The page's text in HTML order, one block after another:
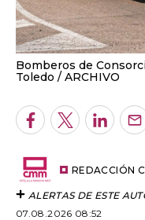
Bomberos de
Toledo
ARCHIVO
Facebook
Twitter
REDACCIÓN
ALERTAS DE ESTE
07.08.2026 08:52